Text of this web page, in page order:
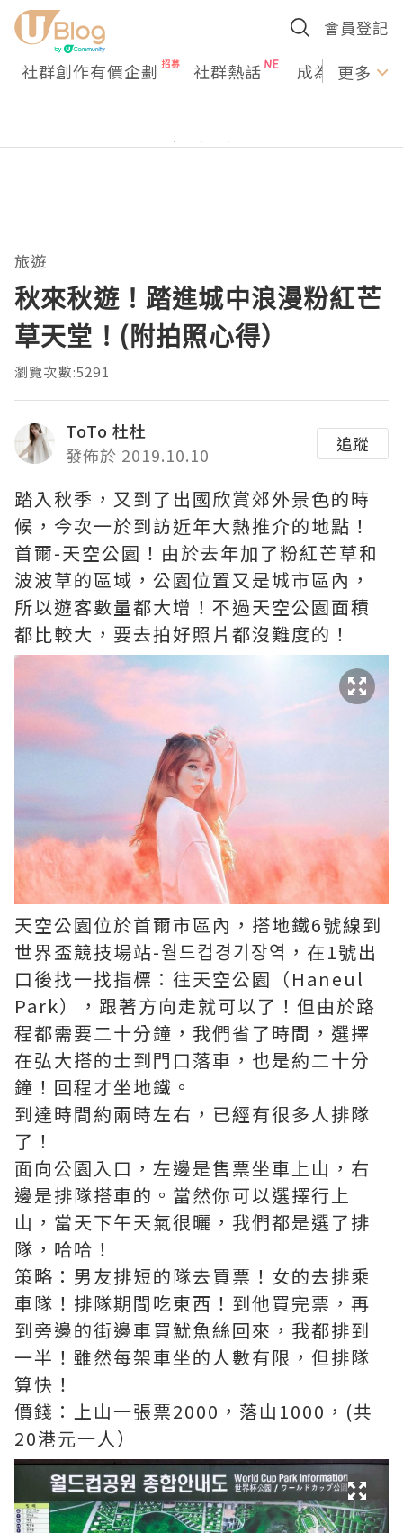
會員登記
社群創作有價企劃 社群熱話 成為U更多
旅遊
秋來秋遊！踏進城中浪漫粉紅芒
草天堂！(附拍照心得）
瀏覽次數:5291
ToTo 杜杜
發佈於 2019.10.10
追蹤
踏入秋季，又到了出國欣賞郊外景色的時
候，今次一於到訪近年大熱推介的地點！
首爾-天空公園！由於去年加了粉紅芒草和
波波草的區域，公園位置又是城市區內，
所以遊客數量都大增！不過天空公園面積
都比較大，要去拍好照片都沒難度的！
天空公園位於首爾市區內，搭地鐵6號線到
世界盃競技場站-월드컵경기장역，在1號出
口後找一找指標：往天空公園（Haneul
Park），跟著方向走就可以了！但由於路
程都需要二十分鐘，我們省了時間，選擇
在弘大搭的士到門口落車，也是約二十分
鐘！回程才坐地鐵。
到達時間約兩時左右，已經有很多人排隊
了！
面向公園入口，左邊是售票坐車上山，右
邊是排隊搭車的。當然你可以選擇行上
山，當天下午天氣很曬，我們都是選了排
隊，哈哈！
策略：男友排短的隊去買票！女的去排乘
車隊！排隊期間吃東西！到他買完票，再
到旁邊的街邊車買魷魚絲回來，我都排到
一半！雖然每架車坐的人數有限，但排隊
算快！
價錢：上山一張票2000，落山1000，(共
20港元一人）